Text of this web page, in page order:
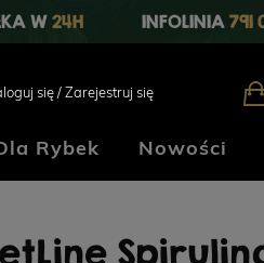
W 24H INFOLINIA 791
się / Zarejestruj się
Rybek Nowości